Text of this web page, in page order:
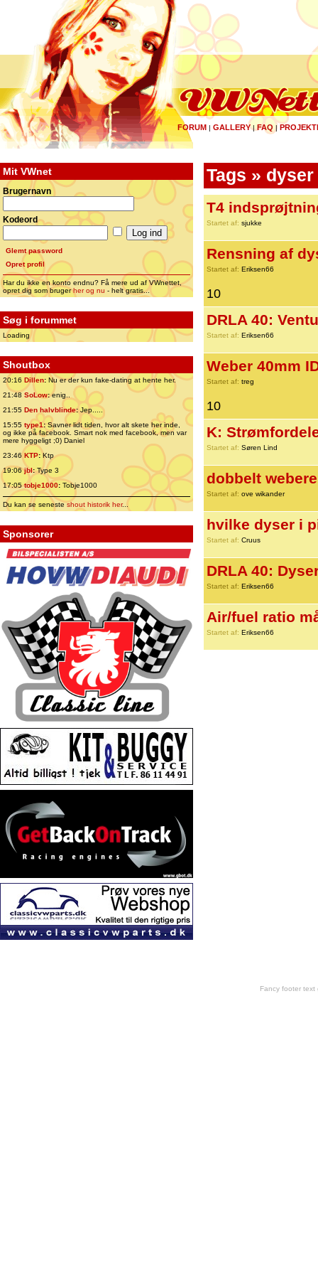
FORUM | GALLERY|FAQ |
Mit VWnet
Brugernavn
Kodeord
Glemt password
Opret profil
Har du ikke en konto endnu? Få mere ud af VWnettet,
opret dig som brugerher og nu - helt gratis...
Søg i forummet
Loading
Shoutbox
20:16 Dillen: Nu er der kun fake-dating at hente her.
21:48 SoLow:enig..
21:55 Den halvblinde:Jep.....
15:55 type1:Savner lidt tiden, hvor alt skete her inde,
og ikke på facebook. Smart nok med facebook, men var
mere hyggeligt ;0) Daniel
23:46 KTP:Ktp
19:06jbl:Type 3
17:05tobje1000: Tobje1000
Du kan se senesteshout historik her...
Sponsorer
Tags » dyser
T4
Startet af: sjukke
Rensning af
Startet af: Eriksen66
10
DRLA 40:
Startet af: Eriksen66
Weber 40mm
Startet af: treg
10
K:
Startet af: Søren Lind
dobbelt
Startet af: ove wikander
hvilke dyser i
Startet af: Cruus
DRLA 40:
Startet af: Eriksen66
Air/fuel ratio
Startet af: Eriksen66
Fancy footer